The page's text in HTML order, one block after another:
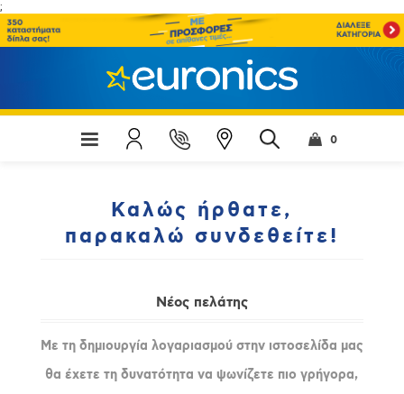
;
0
Καλώς ήρθατε,
παρακαλώ συνδεθείτε!
Νέος πελάτης
Με τη δημιουργία λογαριασμού στην ιστοσελίδα μας
θα έχετε τη δυνατότητα να ψωνίζετε πιο γρήγορα,